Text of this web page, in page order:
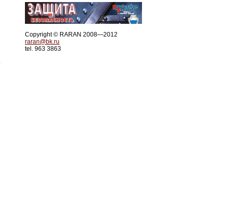
Copyright © RARAN 2008—2012
raran@bk.ru
tel. 963 3863